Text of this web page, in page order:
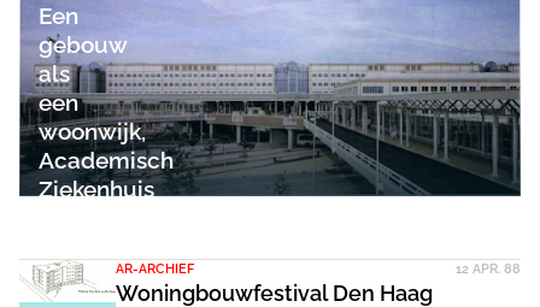
Een
gebouw
als
een
woonwijk,
Academisch
Ziekenhuis
AR-ARCHIEF 12 APR. 88
Woningbouwfestival Den Haag